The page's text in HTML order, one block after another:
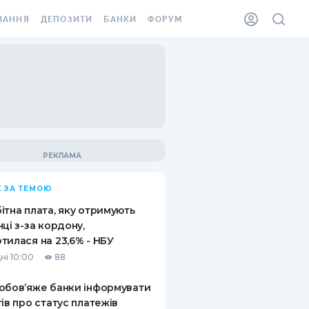
ВІНЬЄТКА
ВІД
ВИПАДКІВ
ДЕПОЗИТИ
ПИТАННЯ ТА ВІДПОВІДІ
ПУТІВНИКИ ПО
ЗАОЩАДЖЕННЯМ
БАНКИ ФОРУМ
ЗА ТЕМОЮ
плата, яку отримують
з-за кордону,
на 23,6% - НБУ
10:00 88
банки інформувати
про статус платежів